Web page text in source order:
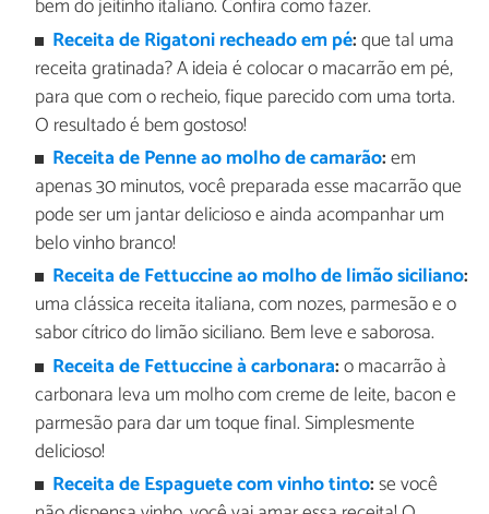
bem do jeitinho italiano. Confira como fazer.
Receita de Rigatoni recheado em pé:que tal uma
receita gratinada? A ideia é colocar o macarrão em pé,
para que com o recheio, fique parecido com uma torta.
O resultado é bem gostoso!
Receita de Penne ao molho de camarão:em
apenas 30 minutos, você preparada esse macarrão que
pode ser um jantar delicioso e ainda acompanhar um
belo vinho branco!
Receita de Fettuccine ao molho de limão siciliano:
uma clássica receita italiana, com nozes, parmesão e o
sabor cítrico do limão siciliano. Bem leve e saborosa.
Receita de Fettuccine à carbonara:o macarrão à
carbonara leva um molho com creme de leite, bacon e
parmesão para dar um toque final. Simplesmente
delicioso!
Receita de Espaguete com vinho tinto:se você